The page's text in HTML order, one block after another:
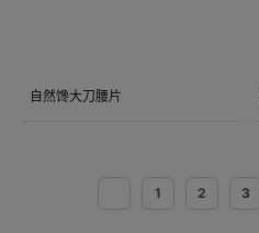
自然馋大刀腰片
1 2 3